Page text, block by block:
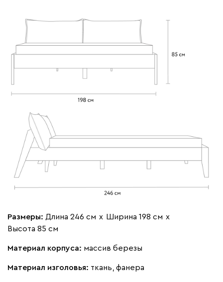
Размеры: Длина 246 см х Ширина 198 см х
Высота 85 см
Материал корпуса: массив березы
Материал изголовья: ткань, фанера